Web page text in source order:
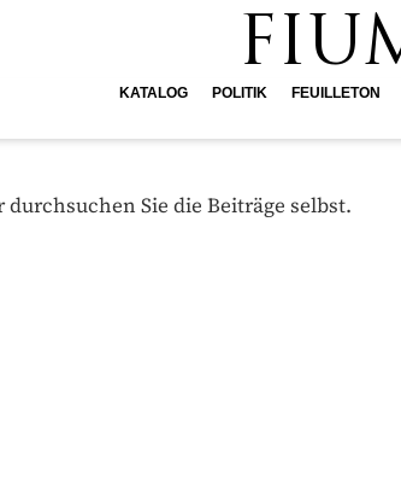
KATALOG POLITIK FEUILLETON
Sie die Beiträge selbst.